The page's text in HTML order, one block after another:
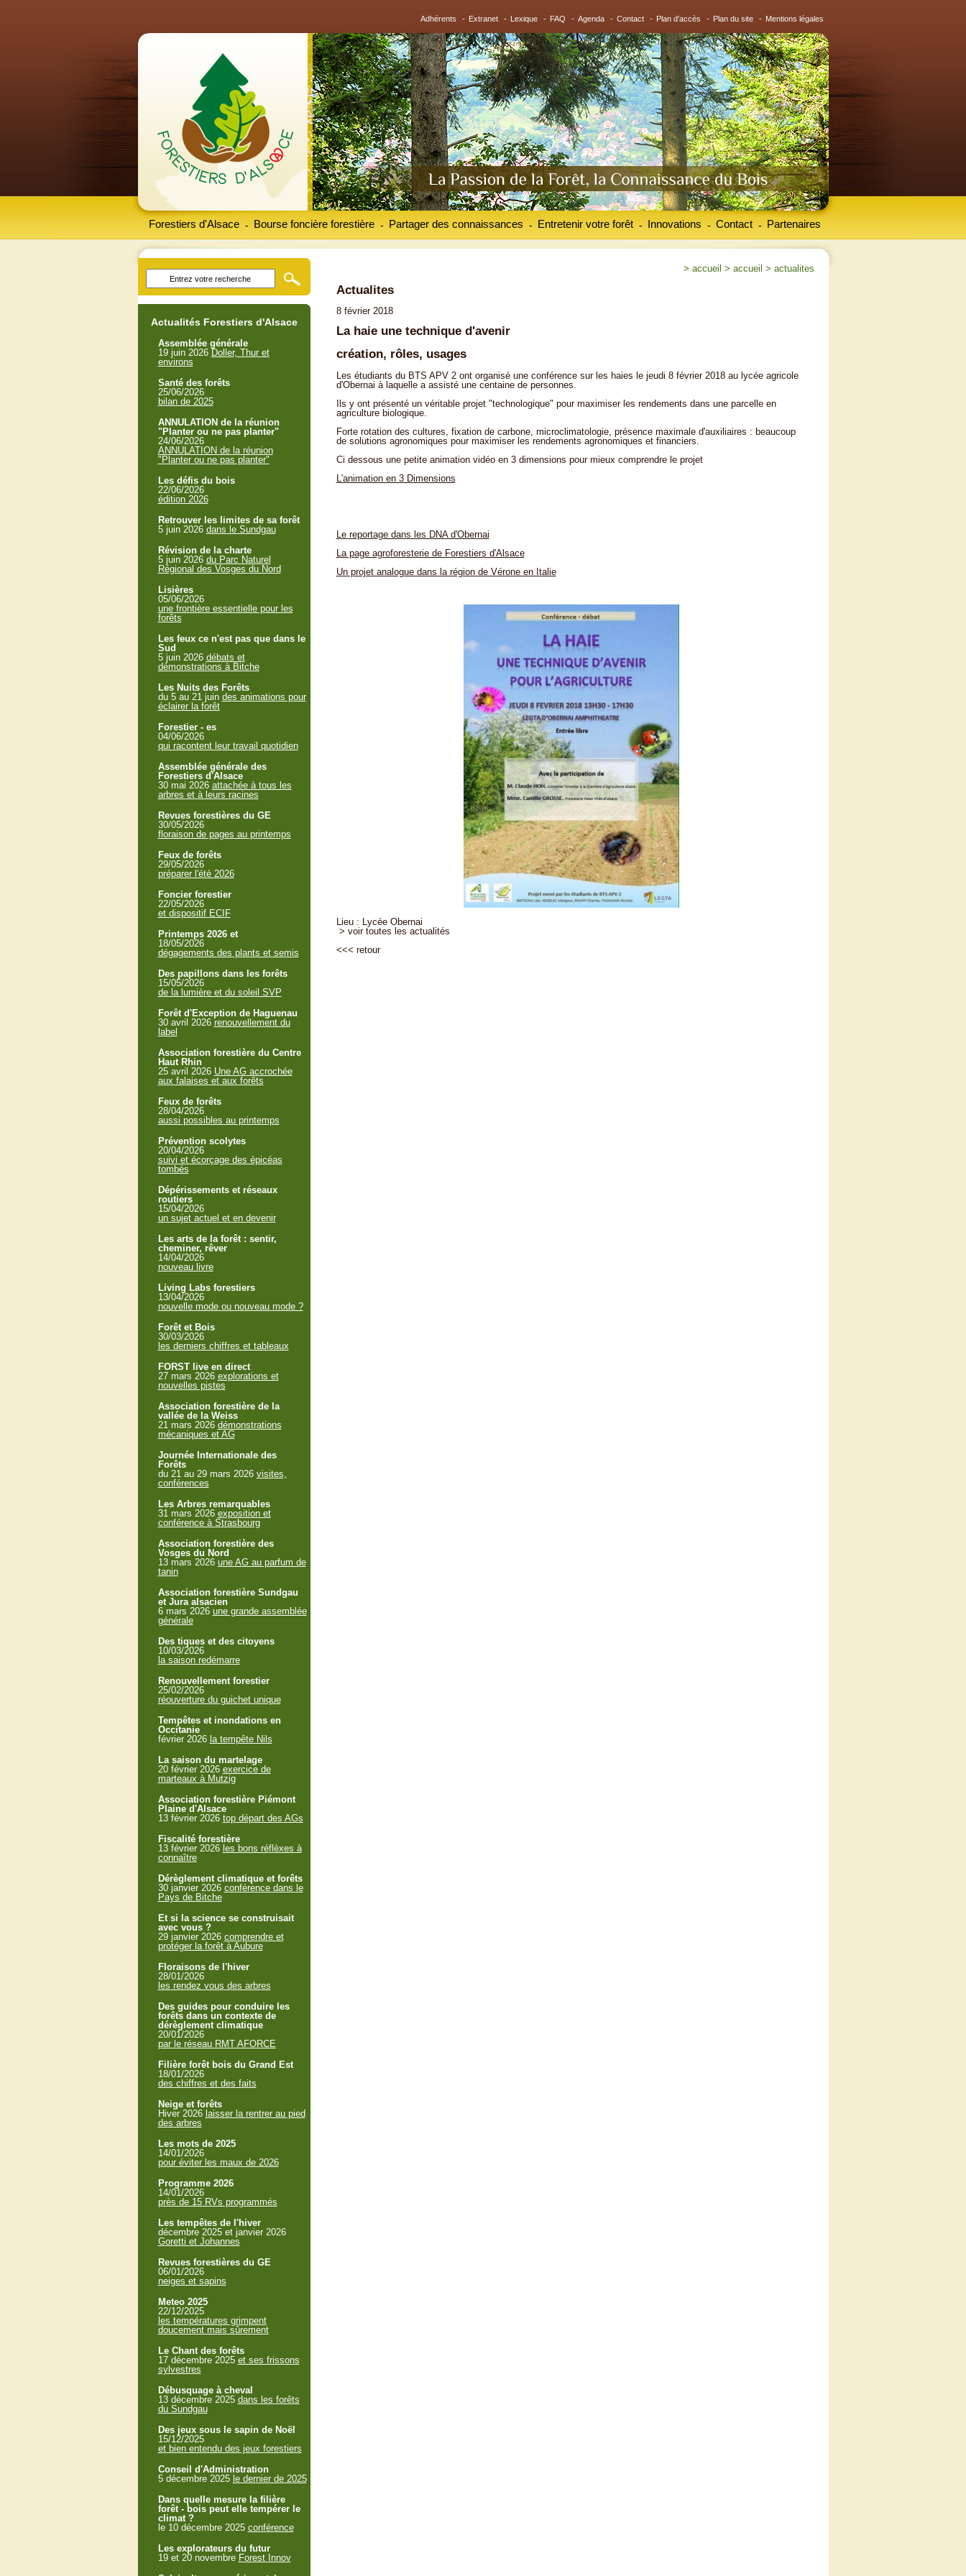
Adhérents - Extranet - Lexique - FAQ - Agenda - Contact - Plan d'accès - Plan du site - Mentions légales
Forestiers d'Alsace Bourse foncière forestière
- Partager des connaissances
- Entretenir votre forêt
- Innovations
- Contact
- Partenaires
-
> accueil > accueil > actualites
Actualites
8 février 2018
La haie une technique d'avenir
création, rôles, usages
Les étudiants du BTS APV 2 ont organisé une conférence sur les haies le jeudi 8 février 2018 au lycée agricole
d'Obernai à laquelle a assisté une centaine de personnes.
Ils y ont présenté un véritable projet "technologique" pour maximiser les rendements dans une parcelle en
agriculture biologique.
Forte rotation des cultures, fixation de carbone, microclimatologie, présence maximale d'auxiliaires : beaucoup
de solutions agronomiques pour maximiser les rendements agronomiques et financiers.
Ci dessous une petite animation vidéo en 3 dimensions pour mieux comprendre le projet
L'animation en 3 Dimensions
Le reportage dans les DNA d'Obernai
La page agroforesterie de Forestiers d'Alsace
Un projet analogue dans la région de Vérone en Italie
Lieu : Lycée Obernai
> voir toutes les actualités
<<< retour
Actualités Forestiers d'Alsace
Assemblée générale
19 juin 2026 Doller, Thur et
environs
Santé des forêts
25/06/2026
bilan de 2025
ANNULATION de la réunion
"Planter ou ne pas planter"
24/06/2026
ANNULATION de la réunion
"Planter ou ne pas planter"
Les défis du bois
22/06/2026
édition 2026
Retrouver les limites de sa forêt
5 juin 2026 dans le Sundgau
Révision de la charte
5 juin 2026 du Parc Naturel
Régional des Vosges du Nord
Lisières
05/06/2026
une frontière essentielle pour les
forêts
Les feux ce n'est pas que dans le
Sud
5 juin 2026 débats et
démonstrations à Bitche
Les Nuits des Forêts
du 5 au 21 juin des animations pour
éclairer la forêt
Forestier - es
04/06/2026
qui racontent leur travail quotidien
Assemblée générale des
Forestiers d'Alsace
30 mai 2026 attachée à tous les
arbres et à leurs racines
Revues forestières du GE
30/05/2026
floraison de pages au printemps
Feux de forêts
29/05/2026
préparer l'été 2026
Foncier forestier
22/05/2026
et dispositif ECIF
Printemps 2026 et
18/05/2026
dégagements des plants et semis
Des papillons dans les forêts
15/05/2026
de la lumière et du soleil SVP
Forêt d'Exception de Haguenau
30 avril 2026 renouvellement du
label
Association forestière du Centre
Haut Rhin
25 avril 2026 Une AG accrochée
aux falaises et aux forêts
Feux de forêts
28/04/2026
aussi possibles au printemps
Prévention scolytes
20/04/2026
suivi et écorçage des épicéas
tombés
Dépérissements et réseaux
routiers
15/04/2026
un sujet actuel et en devenir
Les arts de la forêt : sentir,
cheminer, rêver
14/04/2026
nouveau livre
Living Labs forestiers
13/04/2026
nouvelle mode ou nouveau mode ?
Forêt et Bois
30/03/2026
les derniers chiffres et tableaux
FORST live en direct
27 mars 2026 explorations et
nouvelles pistes
Association forestière de la
vallée de la Weiss
21 mars 2026 démonstrations
mécaniques et AG
Journée Internationale des
Forêts
du 21 au 29 mars 2026 visites,
conférences
Les Arbres remarquables
31 mars 2026 exposition et
conférence à Strasbourg
Association forestière des
Vosges du Nord
13 mars 2026 une AG au parfum de
tanin
Association forestière Sundgau
et Jura alsacien
6 mars 2026 une grande assemblée
générale
Des tiques et des citoyens
10/03/2026
la saison redémarre
Renouvellement forestier
25/02/2026
réouverture du guichet unique
Tempêtes et inondations en
Occitanie
février 2026 la tempête Nils
La saison du martelage
20 février 2026 exercice de
marteaux à Mutzig
Association forestière Piémont
Plaine d'Alsace
13 février 2026 top départ des AGs
Fiscalité forestière
13 février 2026 les bons réflèxes à
connaître
Dérèglement climatique et forêts
30 janvier 2026 conférence dans le
Pays de Bitche
Et si la science se construisait
avec vous ?
29 janvier 2026 comprendre et
protéger la forêt à Aubure
Floraisons de l'hiver
28/01/2026
les rendez vous des arbres
Des guides pour conduire les
forêts dans un contexte de
dérèglement climatique
20/01/2026
par le réseau RMT AFORCE
Filière forêt bois du Grand Est
18/01/2026
des chiffres et des faits
Neige et forêts
Hiver 2026 laisser la rentrer au pied
des arbres
Les mots de 2025
14/01/2026
pour éviter les maux de 2026
Programme 2026
14/01/2026
près de 15 RVs programmés
Les tempêtes de l'hiver
décembre 2025 et janvier 2026
Goretti et Johannes
Revues forestières du GE
06/01/2026
neiges et sapins
Meteo 2025
22/12/2025
les températures grimpent
doucement mais sûrement
Le Chant des forêts
17 décembre 2025 et ses frissons
sylvestres
Débusquage à cheval
13 décembre 2025 dans les forêts
du Sundgau
Des jeux sous le sapin de Noël
15/12/2025
et bien entendu des jeux forestiers
Conseil d'Administration
5 décembre 2025 le dernier de 2025
Dans quelle mesure la filière
forêt - bois peut elle tempérer le
climat ?
le 10 décembre 2025 conférence
Les explorateurs du futur
19 et 20 novembre Forest Innov